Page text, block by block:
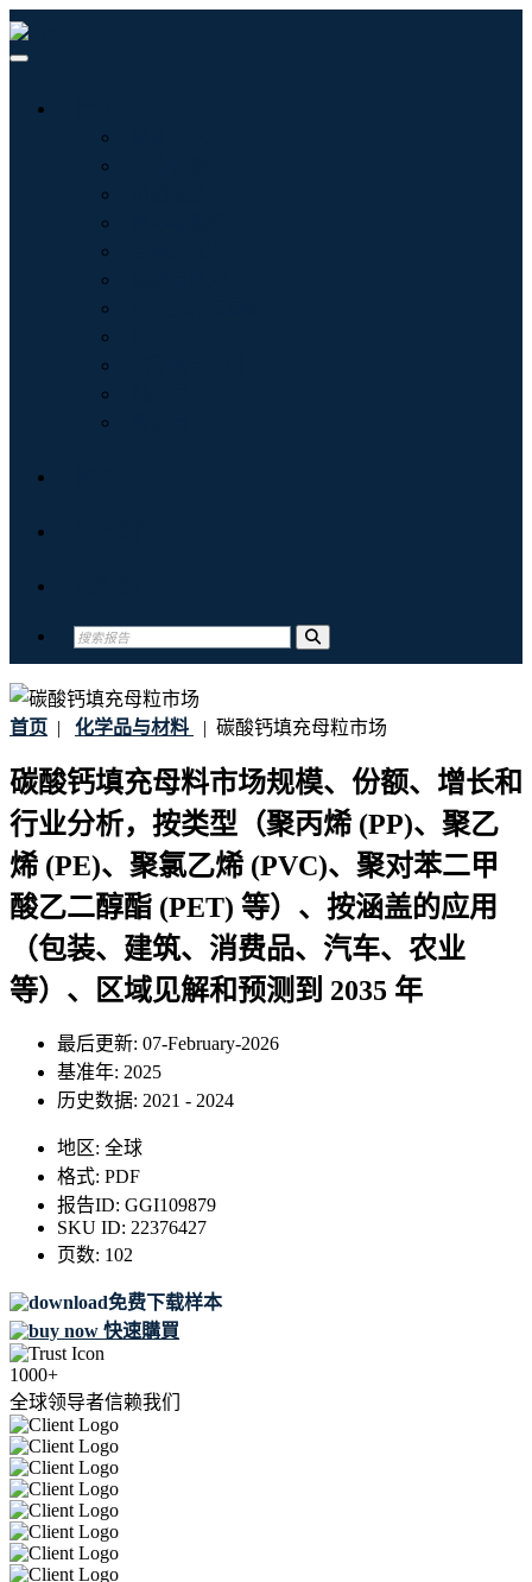
首页 | 化学品与材料 | 碳酸钙填充母粒市场
碳酸钙填充母料市场规模、份额、增长和
行业分析，按类型（聚丙烯 (PP)、聚乙
烯 (PE)、聚氯乙烯 (PVC)、聚对苯二甲
酸乙二醇酯 (PET) 等）、按涵盖的应用
（包装、建筑、消费品、汽车、农业
等）、区域见解和预测到 2035 年
最后更新: 07-February-2026
基准年: 2025
历史数据: 2021 - 2024
地区: 全球
格式: PDF
报告ID: GGI109879
SKU ID: 22376427
页数: 102
免费下载样本
快速購買
1000+
全球领导者信赖我们